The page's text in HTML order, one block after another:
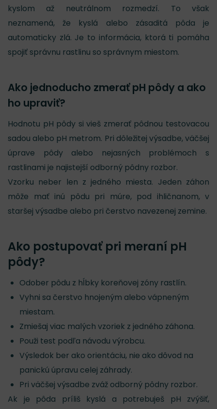
kyslom až neutrálnom rozmedzí. To však
neznamená, že kyslá alebo zásaditá pôda je
automaticky zlá. Je to informácia, ktorá ti pomáha
spojiť správnu rastlinu so správnym miestom.
Ako jednoducho zmerať pH pôdy a ako
ho upraviť?
Hodnotu pH pôdy si vieš zmerať pôdnou testovacou
sadou alebo pH metrom. Pri dôležitej výsadbe, väčšej
úprave pôdy alebo nejasných problémoch s
rastlinami je najistejší odborný pôdny rozbor.
Vzorku neber len z jedného miesta. Jeden záhon
môže mať inú pôdu pri múre, pod ihličnanom, v
staršej výsadbe alebo pri čerstvo navezenej zemine.
Ako postupovať pri meraní pH
pôdy?
Odober pôdu z hĺbky koreňovej zóny rastlín.
Vyhni sa čerstvo hnojeným alebo vápneným
miestam.
Zmiešaj viac malých vzoriek z jedného záhona.
Použi test podľa návodu výrobcu.
Výsledok ber ako orientáciu, nie ako dôvod na
panickú úpravu celej záhrady.
Pri väčšej výsadbe zváž odborný pôdny rozbor.
Ak je pôda príliš kyslá a potrebuješ pH zvýšiť,